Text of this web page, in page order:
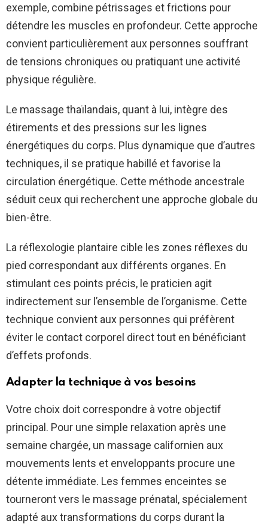
exemple, combine pétrissages et frictions pour
détendre les muscles en profondeur. Cette approche
convient particulièrement aux personnes souffrant
de tensions chroniques ou pratiquant une activité
physique régulière.
Le massage thaïlandais, quant à lui, intègre des
étirements et des pressions sur les lignes
énergétiques du corps. Plus dynamique que d’autres
techniques, il se pratique habillé et favorise la
circulation énergétique. Cette méthode ancestrale
séduit ceux qui recherchent une approche globale du
bien-être.
La réflexologie plantaire cible les zones réflexes du
pied correspondant aux différents organes. En
stimulant ces points précis, le praticien agit
indirectement sur l’ensemble de l’organisme. Cette
technique convient aux personnes qui préfèrent
éviter le contact corporel direct tout en bénéficiant
d’effets profonds.
Adapter la technique à vos besoins
Votre choix doit correspondre à votre objectif
principal. Pour une simple relaxation après une
semaine chargée, un massage californien aux
mouvements lents et enveloppants procure une
détente immédiate. Les femmes enceintes se
tourneront vers le massage prénatal, spécialement
adapté aux transformations du corps durant la